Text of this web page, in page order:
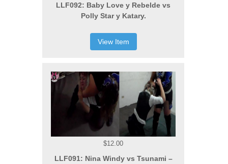
LLF092: Baby Love y Rebelde vs
Polly Star y Katary.
View Item
$12.00
LLF091: Nina Windy vs Tsunami –